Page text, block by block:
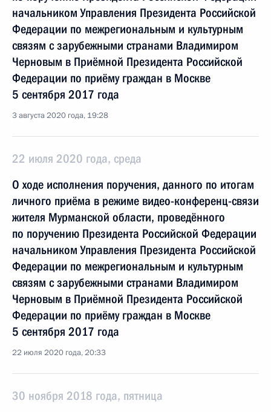
начальником Управления Президента Российской
Федерации по межрегиональным и культурным
связям с зарубежными странами Владимиром
Черновым в Приёмной Президента Российской
Федерации по приёму граждан в Москве
5 сентября 2017 года
3 августа 2020 года, 19:28
22 июля 2020 года, среда
О ходе исполнения поручения, данного по итогам
личного приёма в режиме видео-конференц-связи
жителя Мурманской области, проведённого
по поручению Президента Российской Федерации
начальником Управления Президента Российской
Федерации по межрегиональным и культурным
связям с зарубежными странами Владимиром
Черновым в Приёмной Президента Российской
Федерации по приёму граждан в Москве
5 сентября 2017 года
22 июля 2020 года, 20:33
30 ноября 2018 года, пятница